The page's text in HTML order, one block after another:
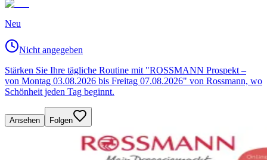
Neu
Nicht angegeben
Stärken Sie Ihre tägliche Routine mit "ROSSMANN Prospekt –
von Montag 03.08.2026 bis Freitag 07.08.2026" von Rossmann, wo
Schönheit jeden Tag beginnt.
Ansehen Folgen